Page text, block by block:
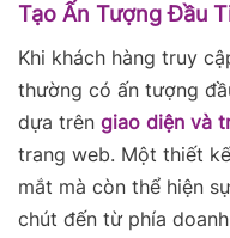
Tạo Ấn Tượng Đầu
Khi khách hàng truy
thường có ấn tượng
dựa trên giao diện và
trang web. Một thiết
mắt mà còn thể hiện
chút đến từ phía